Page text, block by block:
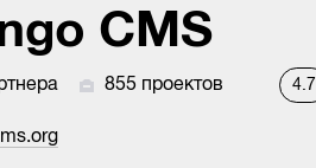
CMS
855 проектов 4.7